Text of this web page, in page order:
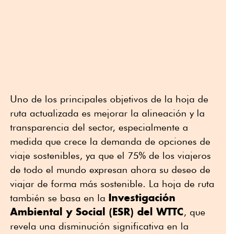
Uno de los principales objetivos de la hoja de
ruta actualizada es mejorar la alineación y la
transparencia del sector, especialmente a
medida que crece la demanda de opciones de
viaje sostenibles, ya que el 75% de los viajeros
de todo el mundo expresan ahora su deseo de
viajar de forma más sostenible. La hoja de ruta
también se basa en la Investigación
Ambiental y Social (ESR) del WTTC, que
revela una disminución significativa en la